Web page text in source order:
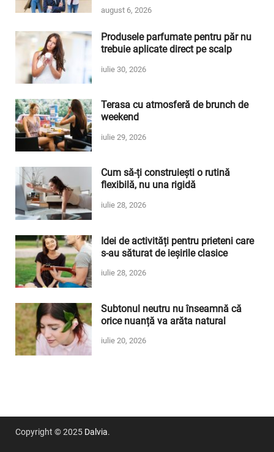
august 6, 2026
Produsele parfumate pentru păr nu
trebuie aplicate direct pe scalp
iulie 30, 2026
Terasa cu atmosferă de brunch de
weekend
iulie 29, 2026
Cum să-ți construiești o rutină
flexibilă, nu una rigidă
iulie 28, 2026
Idei de activități pentru prieteni care
s-au săturat de ieșirile clasice
iulie 28, 2026
Subtonul neutru nu înseamnă că
orice nuanță va arăta natural
iulie 20, 2026
Copyright © 2025 Dalvia.